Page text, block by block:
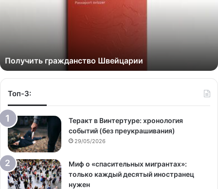
Получить гражданство Швейцарии
Топ-3:
Теракт в Винтертуре: хронология
событий (без преукрашивания)
29/05/2026
Миф о «спасительных мигрантах»:
только каждый десятый иностранец
нужен